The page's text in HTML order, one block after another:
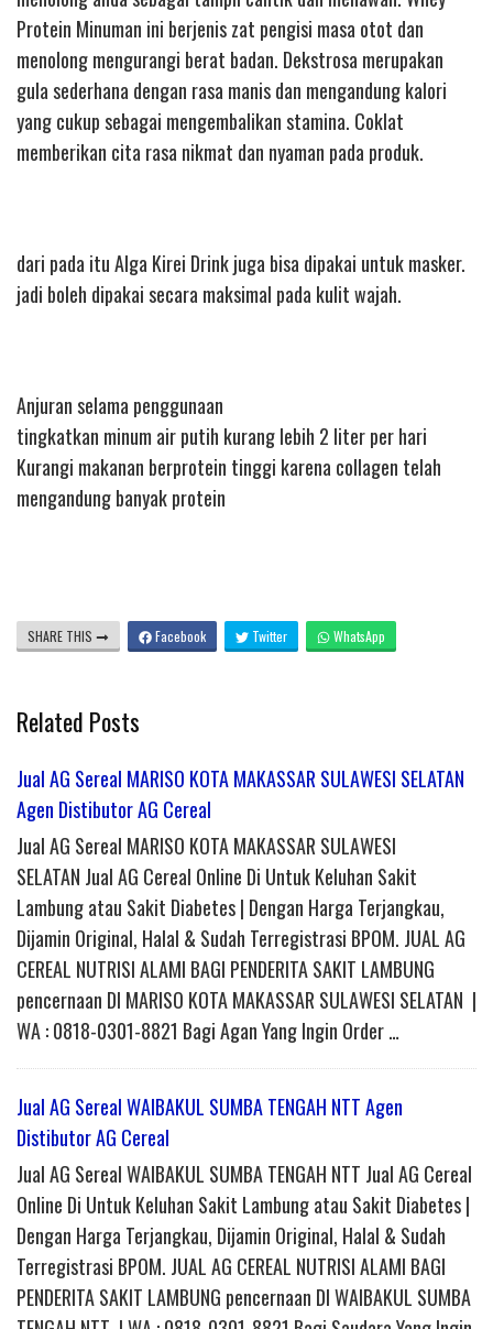
Protein Minuman ini berjenis zat pengisi masa otot dan
menolong mengurangi berat badan. Dekstrosa merupakan
gula sederhana dengan rasa manis dan mengandung kalori
yang cukup sebagai mengembalikan stamina. Coklat
memberikan cita rasa nikmat dan nyaman pada produk.
dari pada itu Alga Kirei Drink juga bisa dipakai untuk masker.
jadi boleh dipakai secara maksimal pada kulit wajah.
Anjuran selama penggunaan
tingkatkan minum air putih kurang lebih 2 liter per hari
Kurangi makanan berprotein tinggi karena collagen telah
mengandung banyak protein
SHARE THIS Facebook Twitter WhatsApp
Related Posts
Jual AG Sereal MARISO KOTA MAKASSAR SULAWESI SELATAN
Agen Distibutor AG Cereal
Jual AG Sereal MARISO KOTA MAKASSAR SULAWESI
SELATAN Jual AG Cereal Online Di Untuk Keluhan Sakit
Lambung atau Sakit Diabetes | Dengan Harga Terjangkau,
Dijamin Original, Halal & Sudah Terregistrasi BPOM. JUAL AG
CEREAL NUTRISI ALAMI BAGI PENDERITA SAKIT LAMBUNG
pencernaan DI MARISO KOTA MAKASSAR SULAWESI SELATAN |
WA : 0818-0301-8821 Bagi Agan Yang Ingin Order …
Jual AG Sereal WAIBAKUL SUMBA TENGAH NTT Agen
Distibutor AG Cereal
Jual AG Sereal WAIBAKUL SUMBA TENGAH NTT Jual AG Cereal
Online Di Untuk Keluhan Sakit Lambung atau Sakit Diabetes |
Dengan Harga Terjangkau, Dijamin Original, Halal & Sudah
Terregistrasi BPOM. JUAL AG CEREAL NUTRISI ALAMI BAGI
PENDERITA SAKIT LAMBUNG pencernaan DI WAIBAKUL SUMBA